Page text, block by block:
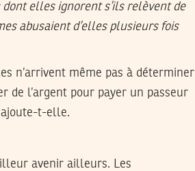
elles ignorent s’ils relèvent de
abusaient d’elles plusieurs fois
n’arrivent même pas à déterminer
de l’argent pour payer un passeur
ajoute-t-elle.
avenir ailleurs. Les